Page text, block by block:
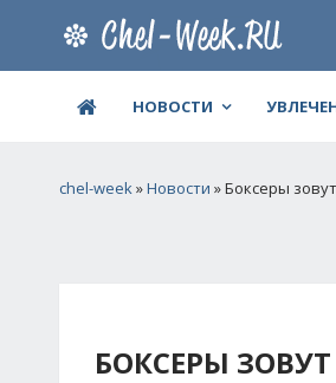
НОВОСТИ
chel-week»Новости » Боксеры
БОКСЕРЫ